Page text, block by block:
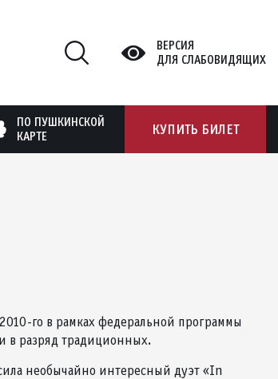
ВЕРСИЯ
ДЛЯ СЛАБОВИДЯЩИХ
ПО ПУШКИНСКОЙ
КАРТЕ
КУПИТЬ БИЛЕТ
го в рамках федеральной программы
в разряд традиционных.
необычайно интересный дуэт «In